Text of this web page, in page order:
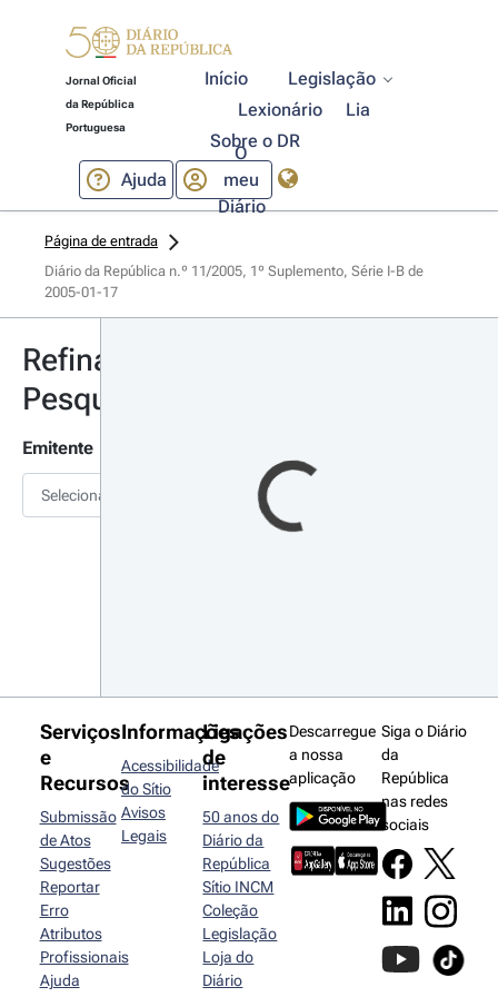
Jornal Oficial
da República
Portuguesa
Início
Legislação
Lexionário
Lia
Sobre o DR
Ajuda
O
meu
Diário
Página de entrada
Diário da República n.º 11/2005, 1º Suplemento, Série I-B de
2005-01-17
Refinar
Pesquisa
Emitente
Selecionar
Serviços
e
Recursos
Submissão
de Atos
Sugestões
Reportar
Erro
Atributos
Profissionais
Ajuda
Informações
Acessibilidade
do Sítio
Avisos
Legais
Ligações
de
interesse
50 anos do
Diário da
República
Sítio INCM
Coleção
Legislação
Loja do
Diário
Descarregue
a nossa
aplicação
Siga o Diário
da
República
nas redes
sociais